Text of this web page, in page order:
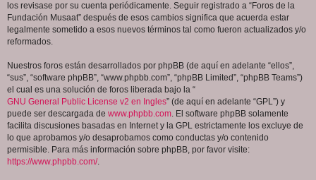
los revisase por su cuenta periódicamente. Seguir registrado a “Foros de la
Fundación Musaat” después de esos cambios significa que acuerda estar
legalmente sometido a esos nuevos términos tal como fueron actualizados y/o
reformados.
Nuestros foros están desarrollados por phpBB (de aquí en adelante “ellos”,
“sus”, “software phpBB”, “www.phpbb.com”, “phpBB Limited”, “phpBB Teams”)
el cual es una solución de foros liberada bajo la “
GNU General Public License v2 en Ingles” (de aquí en adelante “GPL”) y
puede ser descargada de www.phpbb.com. El software phpBB solamente
facilita discusiones basadas en Internet y la GPL estrictamente los excluye de
lo que aprobamos y/o desaprobamos como conductas y/o contenido
permisible. Para más información sobre phpBB, por favor visite:
https://www.phpbb.com/.